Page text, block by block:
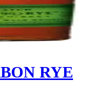
RYE